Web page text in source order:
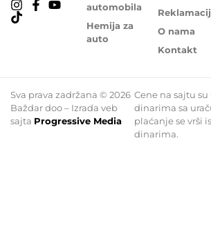
automobila
Hemija za
auto
O nama
Kontakt
Sva prava zadržana © 2026
Baždar doo – Izrada veb
sajta Progressive Media
Cene na sajtu su
dinarima sa
plaćanje se vrši
dinarima.